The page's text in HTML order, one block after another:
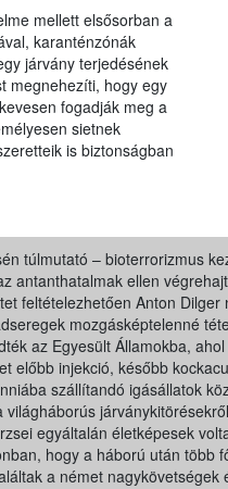
mellett elsősorban a
karanténzónák
járvány terjedésének
megnehezíti, hogy egy
fogadják meg a
sietnek
is biztonságban
túlmutató – bioterrorizmus
antanthatalmak ellen
feltételezhetően Anton
mozgásképtelenné
az Egyesült Államokba,
előbb injekció, később
szállítandó igásállatok
egyáltalán életképesek
hogy a háború után több
a német nagykövetségek